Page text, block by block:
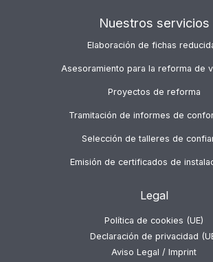
Nuestros servicios
Elaboración de fichas
Asesoramiento para la reforma de
Proyectos de reforma
Tramitación de informes de
Selección de talleres de
Emisión de certificados de
Legal
Política de cookies (UE)
Declaración de privacidad
Aviso Legal / Imprint